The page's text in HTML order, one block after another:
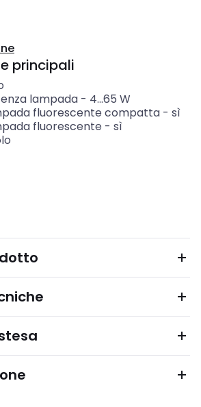
principali
lampada- 4...65 W
fluorescente compatta- sì
fluorescente - sì